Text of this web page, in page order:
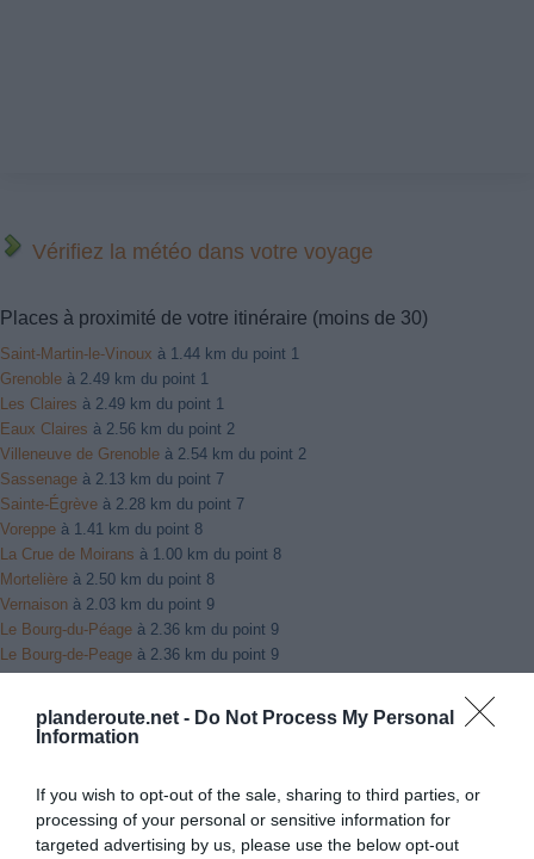
planderoute.net - Do Not Process My Personal
Information
If you wish to opt-out of the sale, sharing to third parties, or
processing of your personal or sensitive information for
targeted advertising by us, please use the below opt-out
Vérifiez la météo dans votre voyage
Places à proximité de votre itinéraire (moins de 30)
Saint-Martin-le-Vinoux à 1.44 km du point 1
Grenoble à 2.49 km du point 1
Les Claires à 2.49 km du point 1
Eaux Claires à 2.56 km du point 2
Villeneuve de Grenoble à 2.54 km du point 2
Sassenage à 2.13 km du point 7
Sainte-Égrève à 2.28 km du point 7
Voreppe à 1.41 km du point 8
La Crue de Moirans à 1.00 km du point 8
Mortelière à 2.50 km du point 8
Vernaison à 2.03 km du point 9
Le Bourg-du-Péage à 2.36 km du point 9
Le Bourg-de-Peage à 2.36 km du point 9
Bourg-lès-Valenceà 4.11 km du point 10
Les Gibets à 1.47 km du point 11
Piolencà 5.79 km du point 13
Caderousseà 4.70 km du point 13